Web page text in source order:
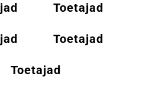
Toetajad
Toetajad
Toetajad